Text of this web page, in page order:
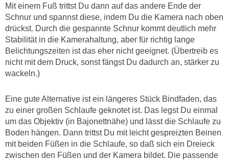
Mit einem Fuß trittst Du dann auf das andere Ende der
Schnur und spannst diese, indem Du die Kamera nach oben
drückst. Durch die gespannte Schnur kommt deutlich mehr
Stabilität in die Kamerahaltung, aber für richtig lange
Belichtungszeiten ist das eher nicht geeignet. (Übertreib es
nicht mit dem Druck, sonst fängst Du dadurch an, stärker zu
wackeln.)
Eine gute Alternative ist ein längeres Stück Bindfaden, das
zu einer großen Schlaufe geknotet ist. Das legst Du einmal
um das Objektiv (in Bajonettnähe) und lässt die Schlaufe zu
Boden hängen. Dann trittst Du mit leicht gespreizten Beinen
mit beiden Füßen in die Schlaufe, so daß sich ein Dreieck
zwischen den Füßen und der Kamera bildet. Die passende